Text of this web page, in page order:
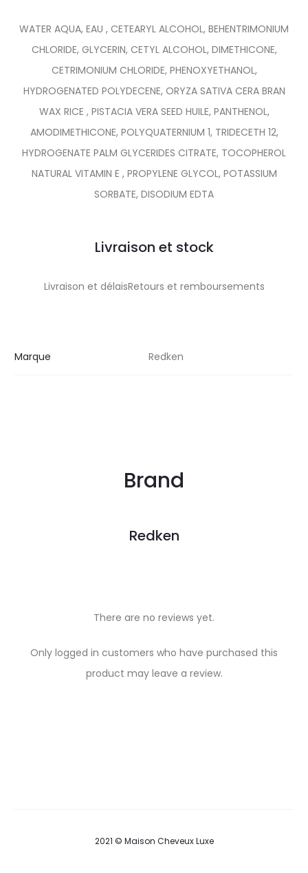
WATER AQUA, EAU , CETEARYL ALCOHOL, BEHENTRIMONIUM
CHLORIDE, GLYCERIN, CETYL ALCOHOL, DIMETHICONE,
CETRIMONIUM CHLORIDE, PHENOXYETHANOL,
HYDROGENATED POLYDECENE, ORYZA SATIVA CERA BRAN
WAX RICE , PISTACIA VERA SEED HUILE, PANTHENOL,
AMODIMETHICONE, POLYQUATERNIUM 1, TRIDECETH 12,
HYDROGENATE PALM GLYCERIDES CITRATE, TOCOPHEROL
NATURAL VITAMIN E , PROPYLENE GLYCOL, POTASSIUM
SORBATE, DISODIUM EDTA
Livraison et stock
Livraison et délaisRetours et remboursements
Marque Redken
Brand
Redken
There are no reviews yet.
Only logged in customers who have purchased this
product may leave a review.
2021 © Maison Cheveux Luxe